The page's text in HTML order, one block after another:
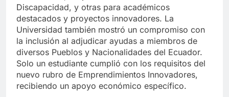
Discapacidad, y otras para académicos
destacados y proyectos innovadores. La
Universidad también mostró un compromiso con
la inclusión al adjudicar ayudas a miembros de
diversos Pueblos y Nacionalidades del Ecuador.
Solo un estudiante cumplió con los requisitos del
nuevo rubro de Emprendimientos Innovadores,
recibiendo un apoyo económico específico.